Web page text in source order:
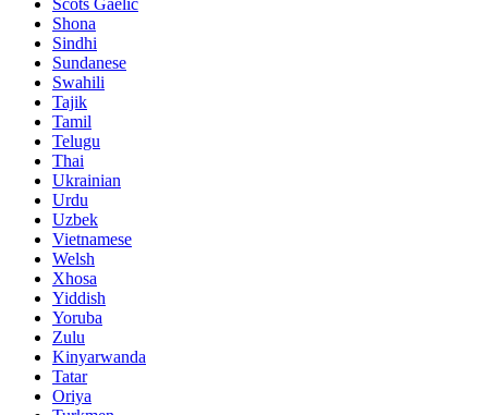
Shona
Sindhi
Sundanese
Swahili
Tajik
Tamil
Telugu
Thai
Ukrainian
Urdu
Uzbek
Vietnamese
Welsh
Xhosa
Yiddish
Yoruba
Zulu
Kinyarwanda
Tatar
Oriya